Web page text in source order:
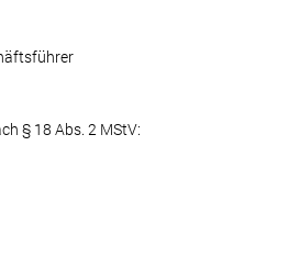
§ 18 Abs. 2 MStV: